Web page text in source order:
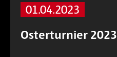
01.04.2023
Osterturnier 2023